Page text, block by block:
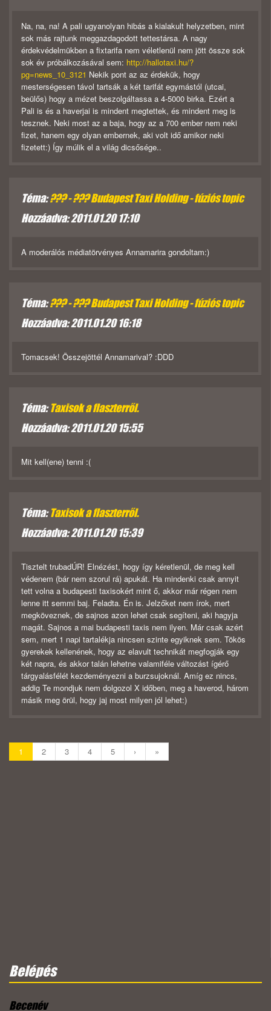
Na, na, na! A pali ugyanolyan hibás a kialakult helyzetben, mint
sok más rajtunk meggazdagodott tettestársa. A nagy
érdekvédelmükben a fixtarifa nem véletlenül nem jött össze sok
sok év próbálkozásával sem: http://hallotaxi.hu/?
pg=news_10_3121 Nekik pont az az érdekük, hogy
mesterségesen távol tartsák a két tarifát egymástól (utcai,
beülős) hogy a mézet beszolgáltassa a 4-5000 birka. Ezért a
Pali is és a haverjai is mindent megtettek, és mindent meg is
tesznek. Neki most az a baja, hogy az a 700 ember nem neki
fizet, hanem egy olyan embernek, aki volt idő amikor neki
fizetett:) Így múlik el a világ dicsősége..
Téma:??? - ??? Budapest Taxi Holding - fúziós topic
Hozzáadva: 2011.01.20 17:10
A moderálós médiatörvényes Annamarira gondoltam:)
Téma:??? - ??? Budapest Taxi Holding - fúziós topic
Hozzáadva: 2011.01.20 16:18
Tomacsek! Összejöttél Annamarival? :DDD
Téma:Taxisok a flaszterről.
Hozzáadva: 2011.01.20 15:55
Mit kell(ene) tenni :(
Téma:Taxisok a flaszterről.
Hozzáadva: 2011.01.20 15:39
Tisztelt trubadÚR! Elnézést, hogy így kéretlenül, de meg kell
védenem (bár nem szorul rá) apukát. Ha mindenki csak annyit
tett volna a budapesti taxisokért mint ő, akkor már régen nem
lenne itt semmi baj. Feladta. Én is. Jelzőket nem írok, mert
megköveznek, de sajnos azon lehet csak segíteni, aki hagyja
magát. Sajnos a mai budapesti taxis nem ilyen. Már csak azért
sem, mert 1 napi tartalékja nincsen szinte egyiknek sem. Tökös
gyerekek kellenének, hogy az elavult technikát megfogják egy
két napra, és akkor talán lehetne valamiféle változást ígérő
tárgyalásfélét kezdeményezni a burzsujoknál. Amíg ez nincs,
addig Te mondjuk nem dolgozol X időben, meg a haverod, három
másik meg örül, hogy jaj most milyen jól lehet:)
1 2 3 4 5 › »
Belépés
Becenév